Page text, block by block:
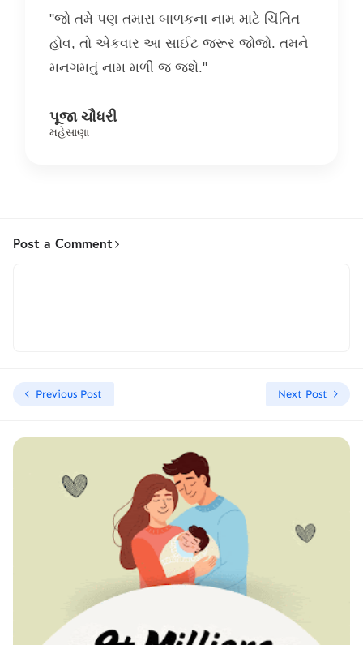
"જો તમે પણ તમારા બાળકના નામ માટે ચિંતિત
હોવ, તો એકવાર આ સાઈટ જરૂર જોજો. તમને
મનગમતું નામ મળી જ જશે."
પૂજા ચૌધરી
મહેસાણા
Post a Comment
Previous Post Next Post